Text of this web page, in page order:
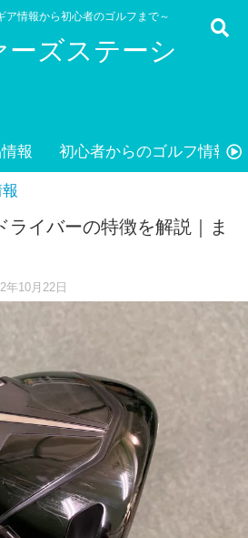
ア情報から初心者のゴルフまで～
ーズステーシ
報 初心者からのゴルフ情報
ライバーの特徴を解説｜ま
年10月22日